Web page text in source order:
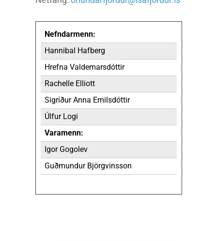
Nefndarmenn:
Hannibal Hafberg
Hrefna Valdemarsdóttir
Rachelle Elliott
Sigríður Anna Emilsdóttir
Úlfur Logi
Varamenn:
Igor Gogolev
Guðmundur Björgvinsson